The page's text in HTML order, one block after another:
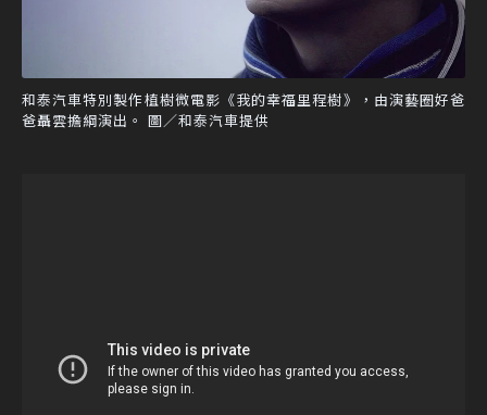
和泰汽車特別製作植樹微電影《我的幸福里程樹》，由演藝圈好爸
爸聶雲擔綱演出。 圖／和泰汽車提供